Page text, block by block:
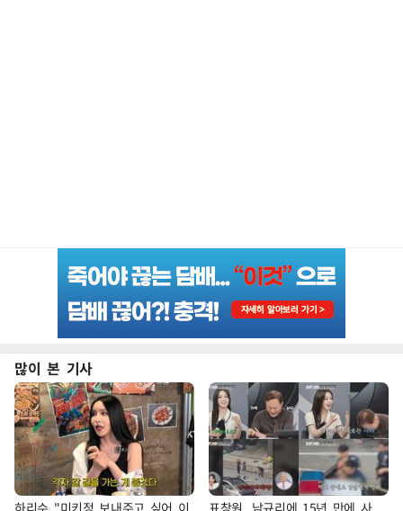
많이 본 기사
하리수 "미키정 보내주고 싶어 이 표창원, 남규리에 15년 만에 사